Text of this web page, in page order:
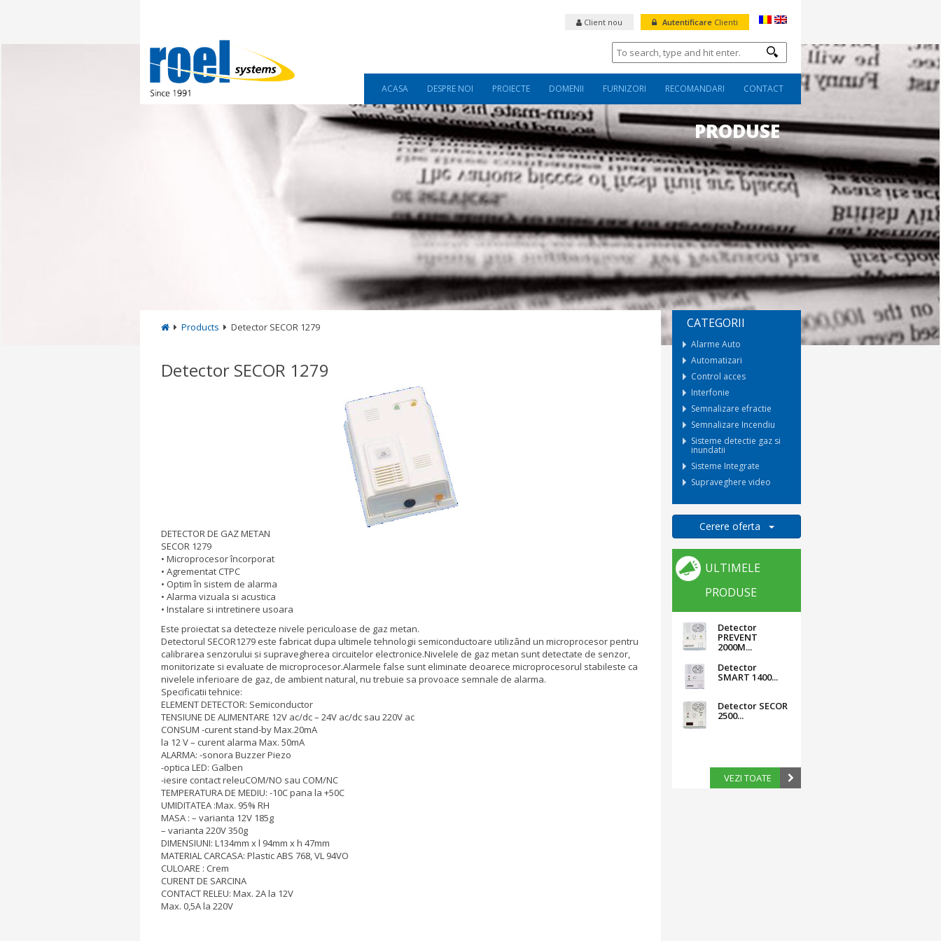
Autentificare Clienti
Client nou
ACASA DESPRE NOI PROIECTE DOMENII FURNIZORI RECOMANDARI CONTACT
PRODUSE
Products Detector SECOR 1279
Detector SECOR 1279
DETECTOR DE GAZ METAN
SECOR 1279
• Microprocesor încorporat
• Agrementat CTPC
• Optim în sistem de alarma
• Alarma vizuala si acustica
• Instalare si intretinere usoara
Este proiectat sa detecteze nivele periculoase de gaz metan.
Detectorul SECOR1279 este fabricat dupa ultimele tehnologii semiconductoare utilizând un microprocesor pentru
calibrarea senzorului si supravegherea circuitelor electronice.Nivelele de gaz metan sunt detectate de senzor,
monitorizate si evaluate de microprocesor.Alarmele false sunt eliminate deoarece microprocesorul stabileste ca
nivelele inferioare de gaz, de ambient natural, nu trebuie sa provoace semnale de alarma.
Specificatii tehnice:
ELEMENT DETECTOR: Semiconductor
TENSIUNE DE ALIMENTARE 12V ac/dc – 24V ac/dc sau 220V ac
CONSUM -curent stand-by Max.20mA
la 12 V – curent alarma Max. 50mA
ALARMA: -sonora Buzzer Piezo
-optica LED: Galben
-iesire contact releuCOM/NO sau COM/NC
TEMPERATURA DE MEDIU: -10C pana la +50C
UMIDITATEA :Max. 95% RH
MASA : – varianta 12V 185g
– varianta 220V 350g
DIMENSIUNI: L134mm x l 94mm x h 47mm
MATERIAL CARCASA: Plastic ABS 768, VL 94VO
CULOARE : Crem
CURENT DE SARCINA
CONTACT RELEU: Max. 2A la 12V
Max. 0,5A la 220V
CATEGORII
Alarme Auto
Automatizari
Control acces
Interfonie
Semnalizare efractie
Semnalizare Incendiu
Sisteme detectie gaz si
inundatii
Sisteme Integrate
Supraveghere video
Cerere oferta
ULTIMELE
PRODUSE
Detector
PREVENT
2000M...
Detector
SMART 1400...
Detector SECOR
2500...
VEZI TOATE